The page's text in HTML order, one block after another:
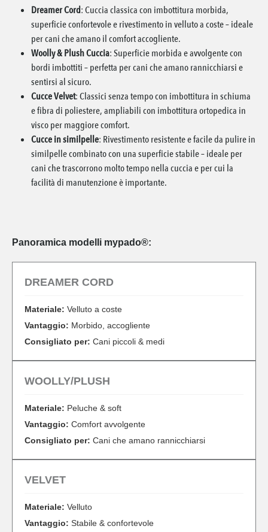
Dreamer Cord: Cuccia classica con imbottitura morbida,
superficie confortevole e rivestimento in velluto a coste – ideale
per cani che amano il comfort accogliente.
Woolly & Plush Cuccia: Superficie morbida e avvolgente con
bordi imbottiti – perfetta per cani che amano rannicchiarsi e
sentirsi al sicuro.
Cucce Velvet: Classici senza tempo con imbottitura in schiuma
e fibra di poliestere, ampliabili con imbottitura ortopedica in
visco per maggiore comfort.
Cucce in similpelle: Rivestimento resistente e facile da pulire in
similpelle combinato con una superficie stabile – ideale per
cani che trascorrono molto tempo nella cuccia e per cui la
facilità di manutenzione è importante.
Panoramica modelli mypado®:
DREAMER CORD
Materiale: Velluto a coste
Vantaggio: Morbido, accogliente
Consigliato per: Cani piccoli & medi
WOOLLY/PLUSH
Materiale: Peluche & soft
Vantaggio: Comfort avvolgente
Consigliato per: Cani che amano rannicchiarsi
VELVET
Materiale: Velluto
Vantaggio: Stabile & confortevole